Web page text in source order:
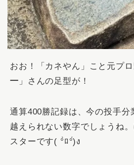
おお！「カネやん」こと元プロ
一 」さんの足型が！
通算400勝記録は、今の投手分
越えられない数字でしょうね
スターです( °̀ﾛ°́)ง